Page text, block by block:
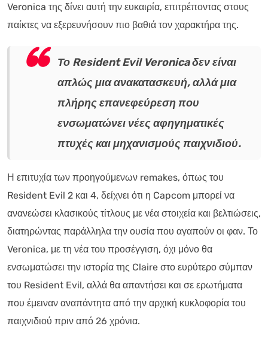
Veronica της δίνει αυτή την ευκαιρία, επιτρέποντας στους
παίκτες να εξερευνήσουν πιο βαθιά τον χαρακτήρα της.
Το Resident Evil Veronica δεν είναι
απλώς μια ανακατασκευή, αλλά μια
πλήρης επανεφεύρεση που
ενσωματώνει νέες αφηγηματικές
πτυχές και μηχανισμούς παιχνιδιού.
Η επιτυχία των προηγούμενων remakes, όπως του
Resident Evil 2 και 4, δείχνει ότι η Capcom μπορεί να
ανανεώσει κλασικούς τίτλους με νέα στοιχεία και βελτιώσεις,
διατηρώντας παράλληλα την ουσία που αγαπούν οι φαν. Το
Veronica, με τη νέα του προσέγγιση, όχι μόνο θα
ενσωματώσει την ιστορία της Claire στο ευρύτερο σύμπαν
του Resident Evil, αλλά θα απαντήσει και σε ερωτήματα
που έμειναν αναπάντητα από την αρχική κυκλοφορία του
παιχνιδιού πριν από 26 χρόνια.